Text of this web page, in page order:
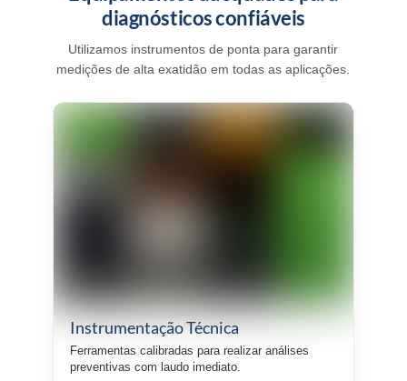
diagnósticos confiáveis
Utilizamos instrumentos de ponta para garantir
medições de alta exatidão em todas as aplicações.
Instrumentação Técnica
Ferramentas calibradas para realizar análises
preventivas com laudo imediato.